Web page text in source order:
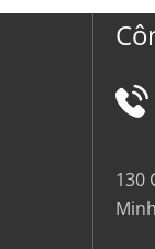
130
Minh